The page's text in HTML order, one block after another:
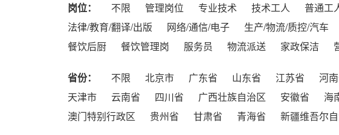
岗位： 不限 管理岗位 专业技术 技术工人 普通工
法律/教育/翻译/出版
网络/通信/电子 生产/物流/质控/汽车
餐饮后厨
餐饮管理岗 服务员 物流派送 家政保洁
省份： 不限 北京市 广东省 山东省 江苏省 河
天津市
云南省 四川省 广西壮族自治区 安徽省 海
澳门特别行政区
贵州省 甘肃省 青海省 新疆维吾尔